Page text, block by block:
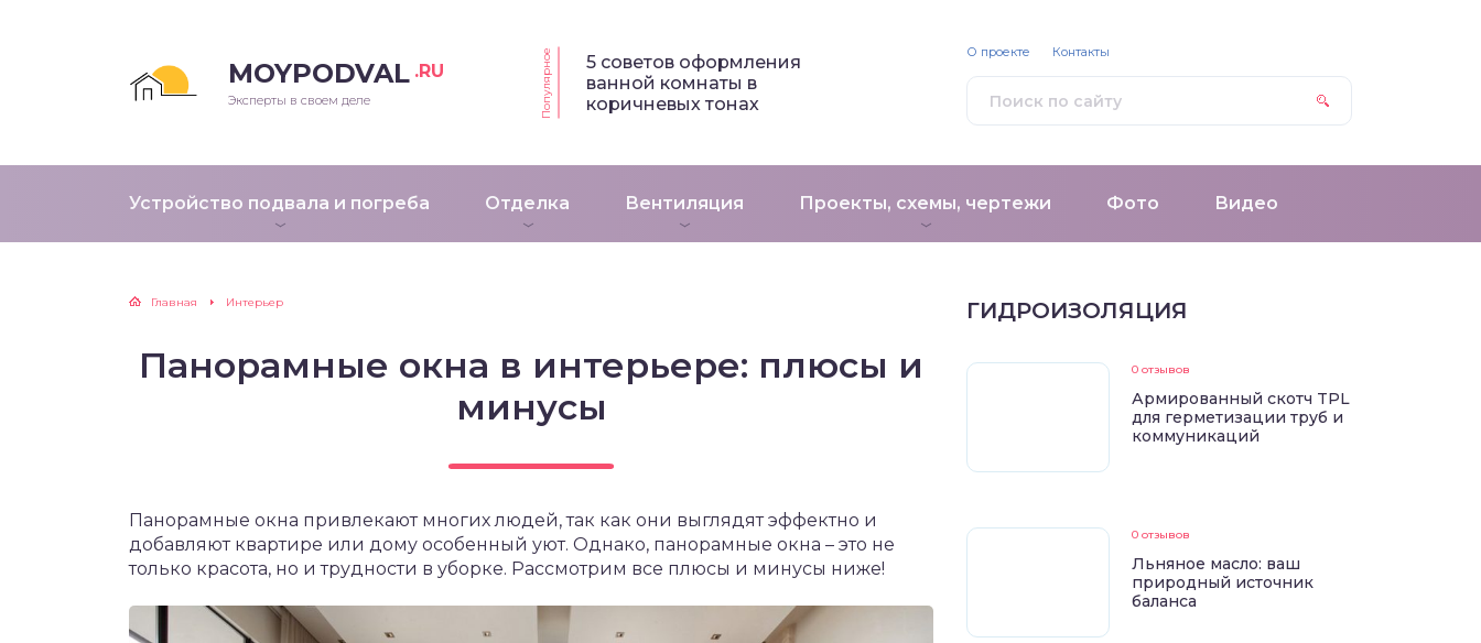
MOYPODVAL .RU
Эксперты в своем деле Популярное
5 советов оформления
ванной комнаты в
коричневых тонах
Устройство подвала и погреба Отделка Вентиляция Проекты, схемы, чертежи Фото Видео
О проекте Контакты
Главная Интерьер
Панорамные окна в интерьере: плюсы и
минусы
Панорамные окна привлекают многих людей, так как они выглядят эффектно и
добавляют квартире или дому особенный уют. Однако, панорамные окна – это не
только красота, но и трудности в уборке. Рассмотрим все плюсы и минусы ниже!
ГИДРОИЗОЛЯЦИЯ
0 отзывов
Армированный скотч TPL
для герметизации труб и
коммуникаций
0 отзывов
Льняное масло: ваш
природный источник
баланса